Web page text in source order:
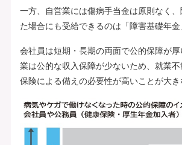
一方、自営業には傷病手当金は原則なく
た場合にも受給できるのは「障害基礎年金
会社員は短期・長期の両面で公的保障が
業は公的な収入保障が少ないため、就業
保険による備えの必要性が高いことが大き